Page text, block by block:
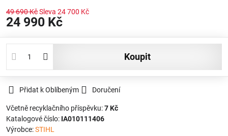
49 690 KčSleva 24 700 Kč
24 990 Kč
koupit
Přidat k Oblíbeným Doručení
Včetně recyklačního příspěvku:7 Kč
Katalogové číslo: IA010111406
Výrobce:STIHL